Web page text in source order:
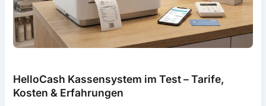
HelloCash Kassensystem im Test – Tarife,
Kosten & Erfahrungen